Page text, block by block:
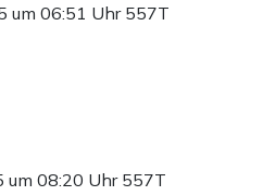
um 06:51 Uhr 557T
um 08:20 Uhr 557T